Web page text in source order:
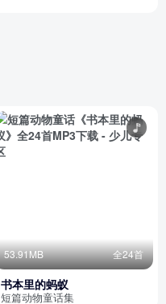
53.91MB 全24首
书本里的蚂蚁
短篇动物童话集